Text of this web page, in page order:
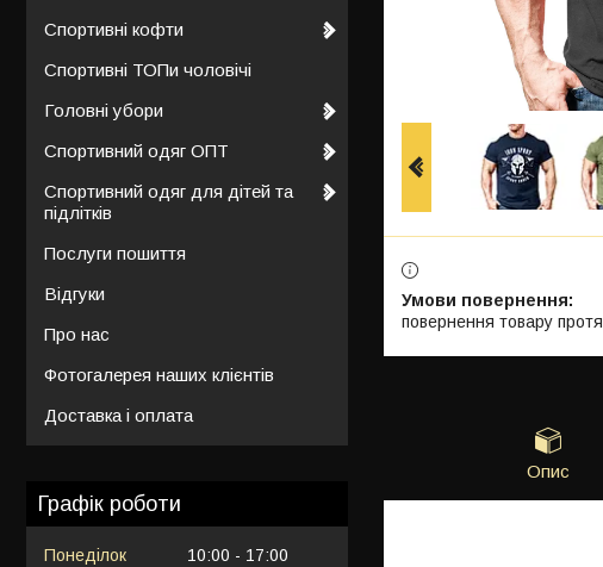
повернення товару
Опис
Спортивні кофти
Спортивні ТОПи чоловічі
Головні убори
Спортивний одяг ОПТ
Спортивний одяг для дітей та
підлітків
Послуги пошиття
Відгуки
Про нас
Фотогалерея наших клієнтів
Доставка і оплата
Графік роботи
Понеділок 10:00
17:00